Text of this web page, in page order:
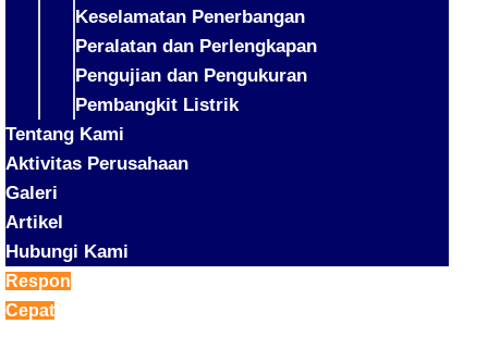
Keselamatan Penerbangan
Peralatan dan Perlengkapan
Pengujian dan Pengukuran
Pembangkit Listrik
Tentang Kami
Aktivitas Perusahaan
Galeri
Artikel
Hubungi Kami
Respon
Cepat